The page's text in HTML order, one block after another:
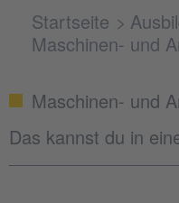
Startseite
Maschinen- und
Maschinen- und
Das kannst du in